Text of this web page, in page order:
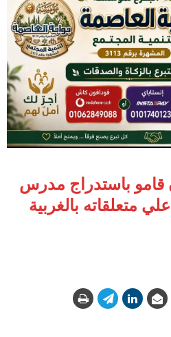
قامو باستدراج مدرس
متعلقاته بالغربية